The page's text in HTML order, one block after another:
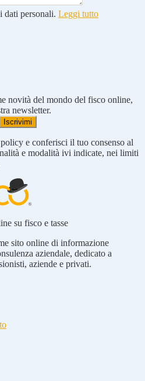
dati personali. Leggi tutto
novità del mondo del fisco online,
newsletter.
e conferisci il tuo consenso al
e modalità ivi indicate, nei limiti
su fisco e tasse
sito online di informazione
aziendale, dedicato a
aziende e privati.